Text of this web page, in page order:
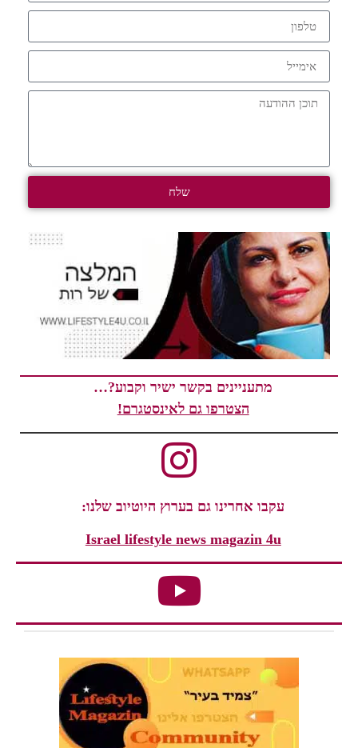
שלח
מתעניינים בקשר ישיר וקבוע?…
הצטרפו גם לאינסטגרם!
עקבו אחרינו גם בערוץ היוטיוב שלנו:
Israel lifestyle news magazin 4u